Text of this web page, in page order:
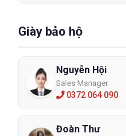
Giày bảo hộ
Nguyễn Hội
Sales Manager
0372 064 090
Đoàn Thư